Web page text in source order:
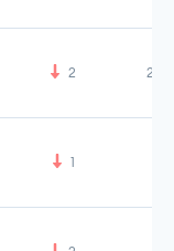
2
1